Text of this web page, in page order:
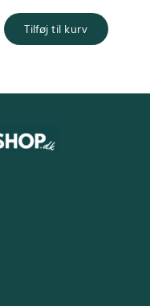
pris var:
1.250,00 kr..
Tilføj til kurv